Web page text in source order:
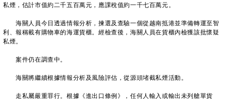
私煙，估計市值約二千五百萬元，應課稅值約一千七百萬元。
海關人員今日透過情報分析，揀選及查驗一個從越南抵港並準備轉運至智
利、報稱載有購物車的海運貨櫃。經檢查後，海關人員在貨櫃內檢獲該批懷疑
私煙。
案件仍在調查中。
海關將繼續根據情報分析及風險評估，從源頭堵截私煙活動。
走私屬嚴重罪行。根據《進出口條例》，任何人輸入或輸出未列艙單貨